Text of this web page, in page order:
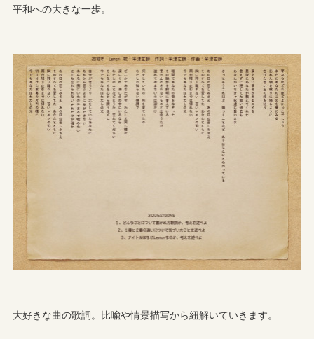
平和への大きな一歩。
大好きな曲の歌詞。比喩や情景描写から紐解いていきます。